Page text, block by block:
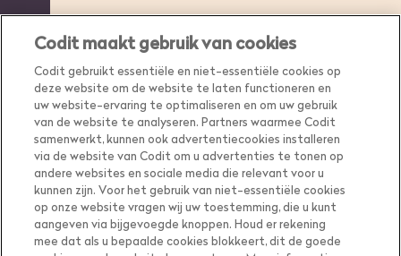
Codit maakt gebruik van cookies
Codit gebruikt essentiële en niet-essentiële cookies op
deze website om de website te laten functioneren en
uw website-ervaring te optimaliseren en om uw gebruik
van de website te analyseren. Partners waarmee Codit
samenwerkt, kunnen ook advertentiecookies installeren
via de website van Codit om u advertenties te tonen op
andere websites en sociale media die relevant voor u
kunnen zijn. Voor het gebruik van niet-essentiële cookies
op onze website vragen wij uw toestemming, die u kunt
aangeven via bijgevoegde knoppen. Houd er rekening
mee dat als u bepaalde cookies blokkeert, dit de goede